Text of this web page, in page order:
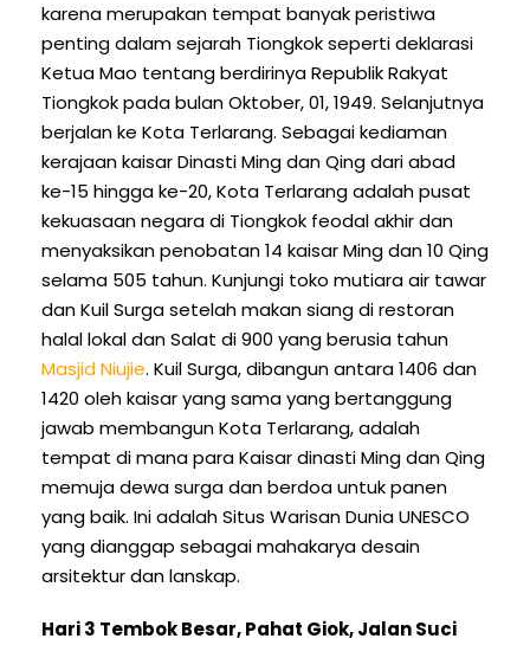
karena merupakan tempat banyak peristiwa
penting dalam sejarah Tiongkok seperti deklarasi
Ketua Mao tentang berdirinya Republik Rakyat
Tiongkok pada bulan Oktober, 01, 1949. Selanjutnya
berjalan ke Kota Terlarang. Sebagai kediaman
kerajaan kaisar Dinasti Ming dan Qing dari abad
ke-15 hingga ke-20, Kota Terlarang adalah pusat
kekuasaan negara di Tiongkok feodal akhir dan
menyaksikan penobatan 14 kaisar Ming dan 10 Qing
selama 505 tahun. Kunjungi toko mutiara air tawar
dan Kuil Surga setelah makan siang di restoran
halal lokal dan Salat di 900 yang berusia tahun
Masjid Niujie. Kuil Surga, dibangun antara 1406 dan
1420 oleh kaisar yang sama yang bertanggung
jawab membangun Kota Terlarang, adalah
tempat di mana para Kaisar dinasti Ming dan Qing
memuja dewa surga dan berdoa untuk panen
yang baik. Ini adalah Situs Warisan Dunia UNESCO
yang dianggap sebagai mahakarya desain
arsitektur dan lanskap.
Hari 3 Tembok Besar, Pahat Giok, Jalan Suci